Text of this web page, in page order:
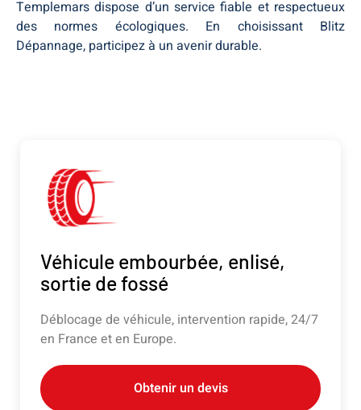
Templemars dispose d’un service fiable et respectueux
des normes écologiques. En choisissant Blitz
Dépannage, participez à un avenir durable.
Véhicule embourbée, enlisé,
sortie de fossé
Déblocage de véhicule, intervention rapide, 24/7
en France et en Europe.
Obtenir un devis